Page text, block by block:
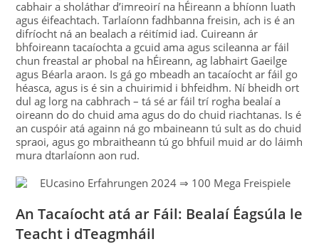
cabhair a sholáthar d’imreoirí na hÉireann a bhíonn luath
agus éifeachtach. Tarlaíonn fadhbanna freisin, ach is é an
difríocht ná an bealach a réitímid iad. Cuireann ár
bhfoireann tacaíochta a gcuid ama agus scileanna ar fáil
chun freastal ar phobal na hÉireann, ag labhairt Gaeilge
agus Béarla araon. Is gá go mbeadh an tacaíocht ar fáil go
héasca, agus is é sin a chuirimid i bhfeidhm. Ní bheidh ort
dul ag lorg na cabhrach – tá sé ar fáil trí rogha bealaí a
oireann do do chuid ama agus do do chuid riachtanas. Is é
an cuspóir atá againn ná go mbaineann tú sult as do chuid
spraoi, agus go mbraitheann tú go bhfuil muid ar do láimh
mura dtarlaíonn aon rud.
An Tacaíocht atá ar Fáil: Bealaí Éagsúla le
Teacht i dTeagmháil